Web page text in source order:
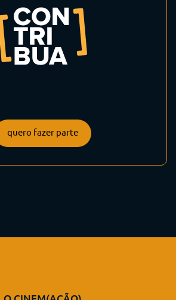
quero fazer parte